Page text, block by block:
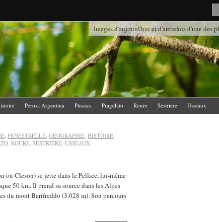
Images d'aujourd'hui et d'autrefois d'une des
Perosa Argentina Pinasca Pragelato Roure Sestriere Usseaux
, FENESTRELLE, GÉOGRAPHIE, HISTOIRE,
, ROURE, SESTRIERE, USSEAUX
ou Cleson) se jette dans le Pellice, lui-même
50 km. Il prend sa source dans les Alpes
du mont Barifreddo (3.028 m). Son parcours